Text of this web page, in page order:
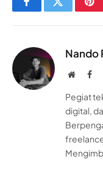
FacebookTwitter
Nando
Website
Pegiat
digital,